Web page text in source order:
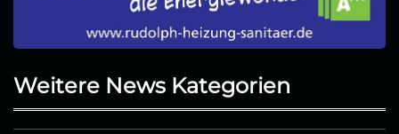
Weitere News Kategorien